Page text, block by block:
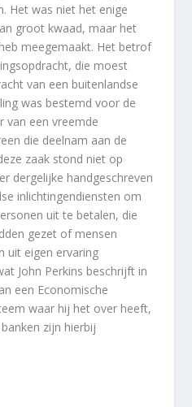
Het was niet het enige
groot kwaad, maar het
meegemaakt. Het betrof
die moest
van een buitenlandse
was bestemd voor de
van een vreemde
die deelnam aan de
zaak stond niet op
dergelijke handgeschreven
inlichtingendiensten om
uit te betalen, die
gezet of mensen
uit eigen ervaring
John Perkins beschrijft in
een Economische
waar hij het over heeft,
zijn hierbij